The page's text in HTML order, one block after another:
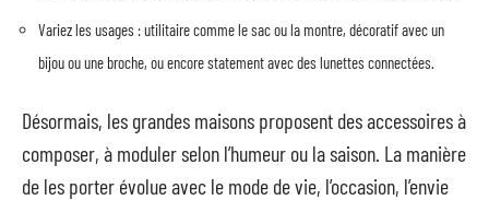
Variez les usages : utilitaire comme le sac ou la montre, décoratif avec un
bijou ou une broche, ou encore statement avec des lunettes connectées.
Désormais, les grandes maisons proposent des accessoires à
composer, à moduler selon l’humeur ou la saison. La manière
de les porter évolue avec le mode de vie, l’occasion, l’envie